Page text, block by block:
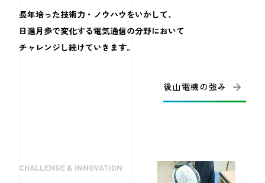
長年培った技術力・ノウハウをいかして、
日進月歩で変化する電気通信の分野において
チャレンジし続けていきます。
後山電機の強み
CHALLENGE & INNOVATION